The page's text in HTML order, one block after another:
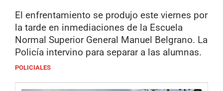
El enfrentamiento se produjo este viernes por
la tarde en inmediaciones de la Escuela
Normal Superior General Manuel Belgrano. La
Policía intervino para separar a las alumnas.
POLICIALES